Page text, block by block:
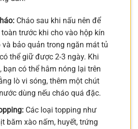
Cháo sau khi nấu nên để
trước khi cho vào hộp kín
và bảo quản trong ngăn mát tủ
thể giữ được 2-3 ngày. Khi
bạn có thể hâm nóng lại trên
lò vi sóng, thêm một chút
dùng nếu cháo quá đặc.
Các loại topping như
băm xào nấm, huyết, trứng